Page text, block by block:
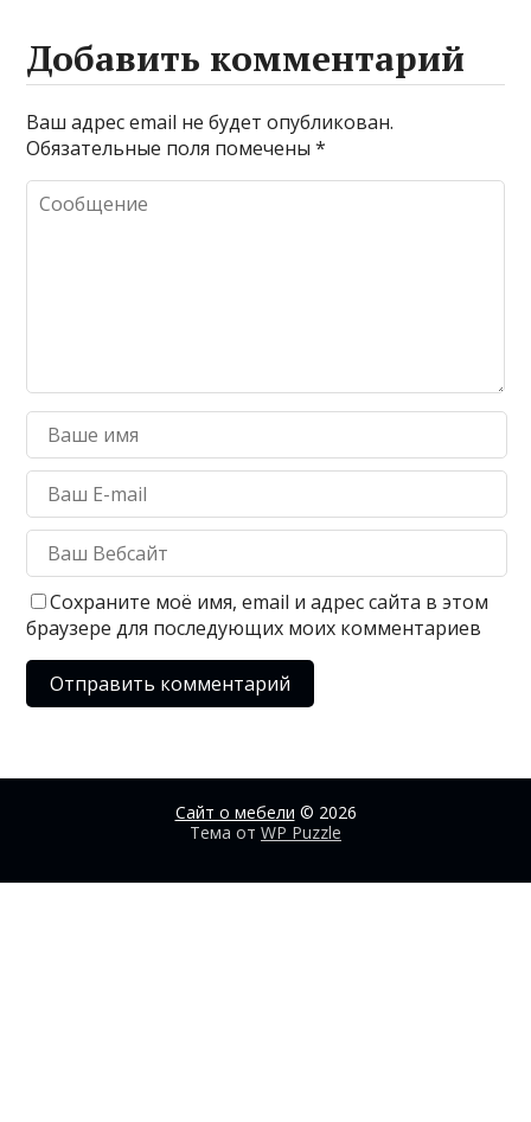
Добавить комментарий
Ваш адрес email не будет опубликован.
Обязательные поля помечены*
Сохраните моё имя, email и адрес сайта в этом
браузере для последующих моих комментариев
Сайт о мебели © 2026
Тема от WP Puzzle